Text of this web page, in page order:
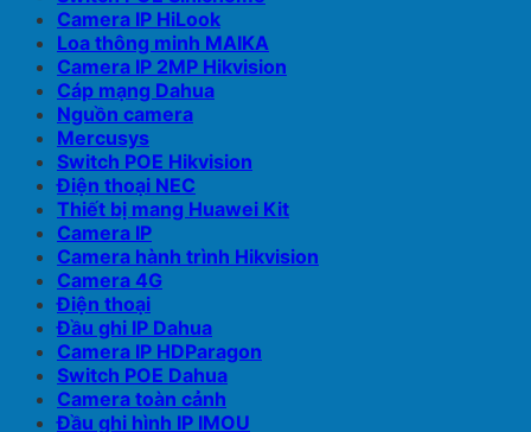
Camera IP HiLook
Loa thông minh MAIKA
Camera IP 2MP Hikvision
Cáp mạng Dahua
Nguồn camera
Mercusys
Switch POE Hikvision
Điện thoại NEC
Thiết bị mang Huawei Kit
Camera IP
Camera hành trình Hikvision
Camera 4G
Điện thoại
Đầu ghi IP Dahua
Camera IP HDParagon
Switch POE Dahua
Camera toàn cảnh
Đầu ghi hình IP IMOU